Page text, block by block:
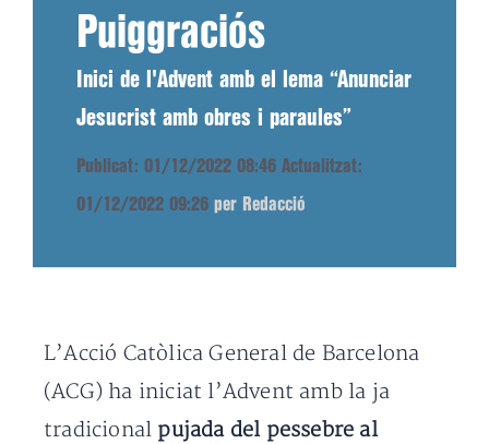
Puiggraciós
Inici de l'Advent amb el lema “Anunciar
Jesucrist amb obres i paraules”
Publicat: 01/12/2022 08:46 Actualitzat:
01/12/2022 09:26 per Redacció
L’Acció Catòlica General de Barcelona
(ACG) ha iniciat l’Advent amb la ja
tradicional pujada del pessebre al